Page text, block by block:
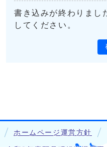
書き込みが終わりまし
してください。
ホームページ運営方針